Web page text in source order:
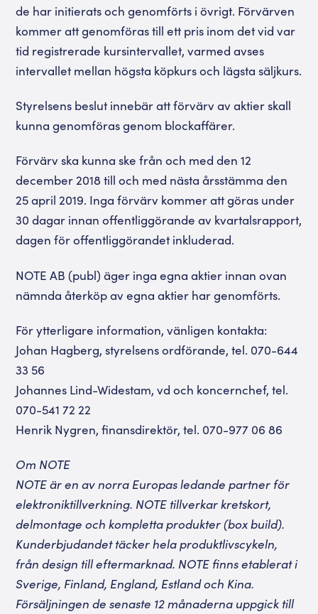
de har initierats och genomförts i övrigt. Förvärven
kommer att genomföras till ett pris inom det vid var
tid registrerade kursintervallet, varmed avses
intervallet mellan högsta köpkurs och lägsta säljkurs.
Styrelsens beslut innebär att förvärv av aktier skall
kunna genomföras genom blockaffärer.
Förvärv ska kunna ske från och med den 12
december 2018 till och med nästa årsstämma den
25 april 2019. Inga förvärv kommer att göras under
30 dagar innan offentliggörande av kvartalsrapport,
dagen för offentliggörandet inkluderad.
NOTE AB (publ) äger inga egna aktier innan ovan
nämnda återköp av egna aktier har genomförts.
För ytterligare information, vänligen kontakta:
Johan Hagberg, styrelsens ordförande, tel. 070-644
33 56
Johannes Lind-Widestam, vd och koncernchef, tel.
070-541 72 22
Henrik Nygren, finansdirektör, tel. 070-977 06 86
Om NOTE
NOTE är en av norra Europas ledande partner för
elektroniktillverkning. NOTE tillverkar kretskort,
delmontage och kompletta produkter (box build).
Kunderbjudandet täcker hela produktlivscykeln,
från design till eftermarknad. NOTE finns etablerat i
Sverige, Finland, England, Estland och Kina.
Försäljningen de senaste 12 månaderna uppgick till